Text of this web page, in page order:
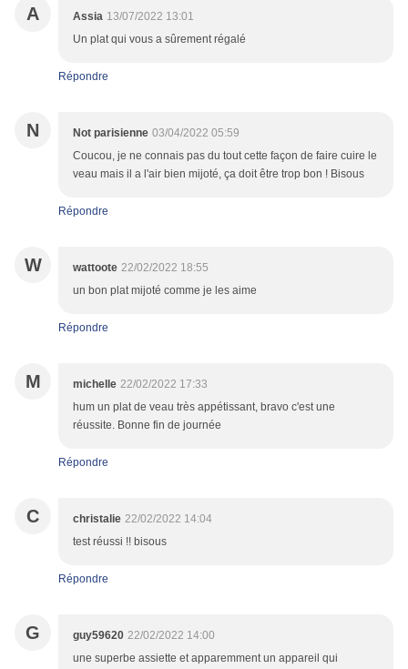
A Assia 13/07/2022 13:01
Un plat qui vous a sûrement régalé
Répondre
N Not parisienne 03/04/2022 05:59
Coucou, je ne connais pas du tout cette façon de faire cuire le
veau mais il a l'air bien mijoté, ça doit être trop bon ! Bisous
Répondre
W wattoote 22/02/2022 18:55
un bon plat mijoté comme je les aime
Répondre
M michelle 22/02/2022 17:33
hum un plat de veau très appétissant, bravo c'est une
réussite. Bonne fin de journée
Répondre
C christalie 22/02/2022 14:04
test réussi !! bisous
Répondre
G guy59620 22/02/2022 14:00
une superbe assiette et apparemment un appareil qui